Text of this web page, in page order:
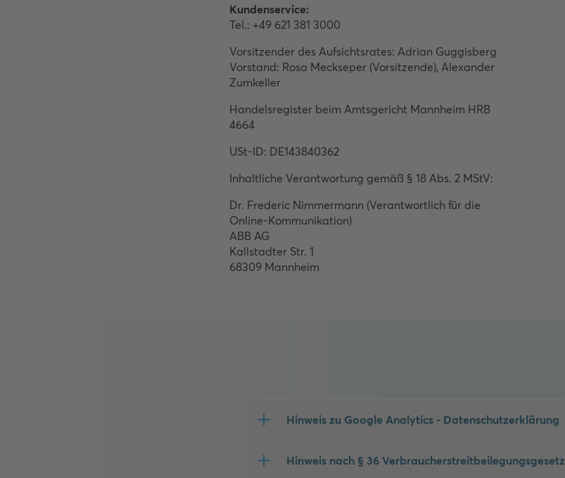
Kundenservice:
Tel.: +49 621 381 3000
Vorsitzender des Aufsichtsrates: Adrian Guggisberg
Vorstand: Rosa Meckseper (Vorsitzende), Alexander
Zumkeller
Handelsregister beim Amtsgericht Mannheim HRB
4664
USt-ID: DE143840362
Inhaltliche Verantwortung gemäß § 18 Abs. 2 MStV:
Dr. Frederic Nimmermann (Verantwortlich für die
Online-Kommunikation)
ABB AG
Kallstadter Str. 1
68309 Mannheim
Hinweis zu Google Analytics - Datenschutzerklärung
Hinweis nach § 36 Verbraucherstreitbeilegungsgesetz